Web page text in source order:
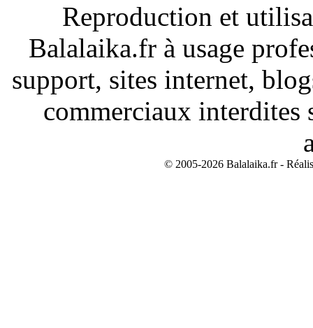
Reproduction et
Balalaika.fr à usage
support, sites internet,
commerciaux interdites
© 2005-2026 Balalaika.fr -